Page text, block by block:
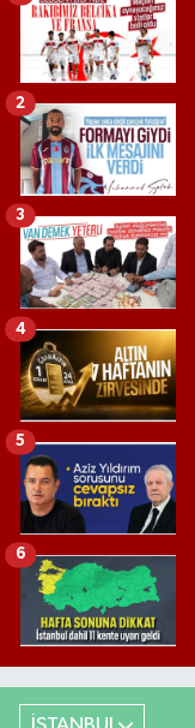
2
3
4
5
6